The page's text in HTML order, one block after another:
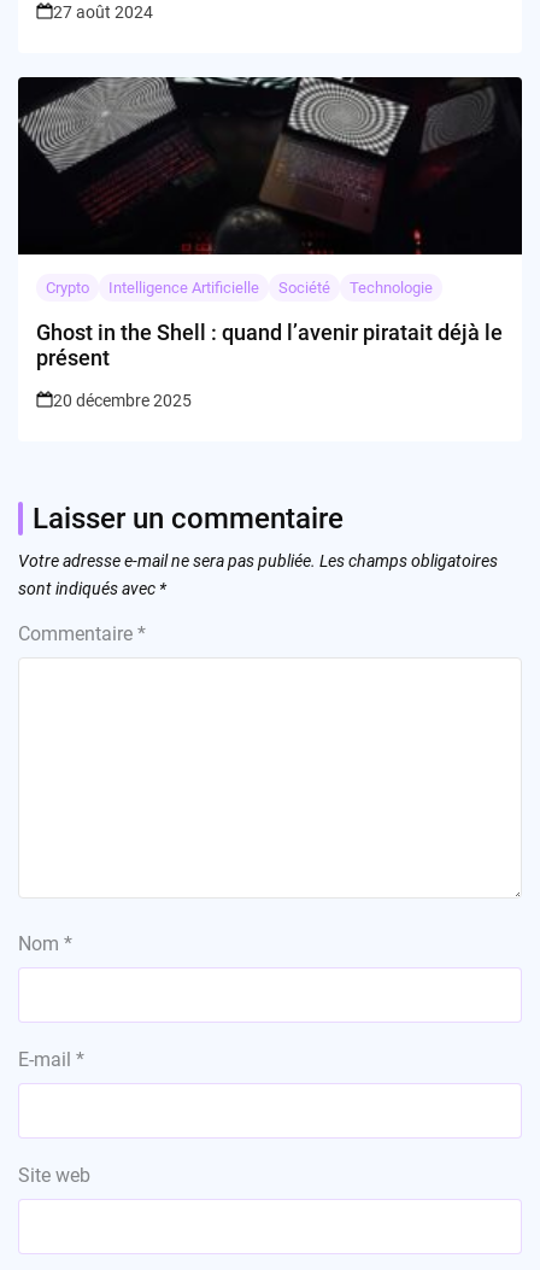
27 août 2024
Crypto Intelligence Artificielle Société Technologie
Ghost in the Shell : quand l’avenir piratait déjà le
présent
20 décembre 2025
Laisser un commentaire
Votre adresse e-mail ne sera pas publiée. Les champs obligatoires
sont indiqués avec *
Commentaire *
Nom *
E-mail *
Site web